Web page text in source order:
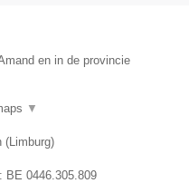
en in de provincie
▼
(Limburg)
BE 0446.305.809